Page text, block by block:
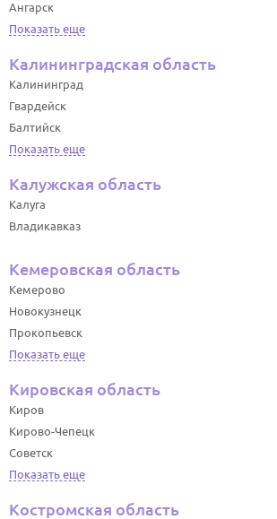
Ангарск
Показать еще
Калининградская область
Калининград
Гвардейск
Балтийск
Показать еще
Калужская область
Калуга
Владикавказ
Кемеровская область
Кемерово
Новокузнецк
Прокопьевск
Показать еще
Кировская область
Киров
Кирово-Чепецк
Советск
Показать еще
Костромская область